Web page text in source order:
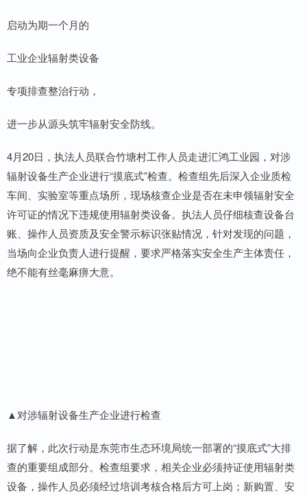
启动为期一个月的
工业企业辐射类设备
专项排查整治行动，
进一步从源头筑牢辐射安全防线。
4月20日，执法人员联合竹塘村工作人员走进汇鸿工业园，对涉
辐射设备生产企业进行“摸底式”检查。检查组先后深入企业质检
车间、实验室等重点场所，现场核查企业是否在未申领辐射安全
许可证的情况下违规使用辐射类设备。执法人员仔细核查设备台
账、操作人员资质及安全警示标识张贴情况，针对发现的问题，
当场向企业负责人进行提醒，要求严格落实安全生产主体责任，
绝不能有丝毫麻痹大意。
▲对涉辐射设备生产企业进行检查
据了解，此次行动是东莞市生态环境局统一部署的“摸底式”大排
查的重要组成部分。检查组要求，相关企业必须持证使用辐射类
设备，操作人员必须经过培训考核合格后方可上岗；新购置、安